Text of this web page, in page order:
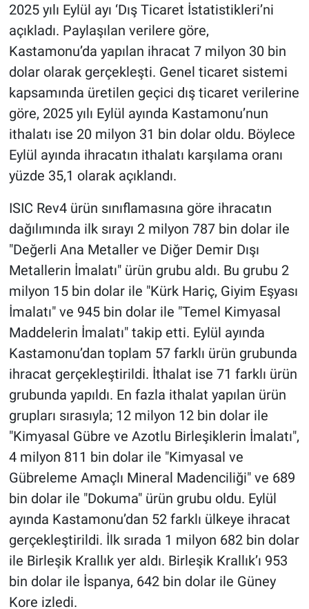
2025 yılı Eylül ayı ‘Dış Ticaret İstatistikleri’ni
açıkladı. Paylaşılan verilere göre,
Kastamonu’da yapılan ihracat 7 milyon 30 bin
dolar olarak gerçekleşti. Genel ticaret sistemi
kapsamında üretilen geçici dış ticaret verilerine
göre, 2025 yılı Eylül ayında Kastamonu’nun
ithalatı ise 20 milyon 31 bin dolar oldu. Böylece
Eylül ayında ihracatın ithalatı karşılama oranı
yüzde 35,1 olarak açıklandı.
ISIC Rev4 ürün sınıflamasına göre ihracatın
dağılımında ilk sırayı 2 milyon 787 bin dolar ile
"Değerli Ana Metaller ve Diğer Demir Dışı
Metallerin İmalatı" ürün grubu aldı. Bu grubu 2
milyon 15 bin dolar ile "Kürk Hariç, Giyim Eşyası
İmalatı" ve 945 bin dolar ile "Temel Kimyasal
Maddelerin İmalatı" takip etti. Eylül ayında
Kastamonu’dan toplam 57 farklı ürün grubunda
ihracat gerçekleştirildi. İthalat ise 71 farklı ürün
grubunda yapıldı. En fazla ithalat yapılan ürün
grupları sırasıyla; 12 milyon 12 bin dolar ile
"Kimyasal Gübre ve Azotlu Birleşiklerin İmalatı",
4 milyon 811 bin dolar ile "Kimyasal ve
Gübreleme Amaçlı Mineral Madenciliği" ve 689
bin dolar ile "Dokuma" ürün grubu oldu. Eylül
ayında Kastamonu’dan 52 farklı ülkeye ihracat
gerçekleştirildi. İlk sırada 1 milyon 682 bin dolar
ile Birleşik Krallık yer aldı. Birleşik Krallık’ı 953
bin dolar ile İspanya, 642 bin dolar ile Güney
Kore izledi.